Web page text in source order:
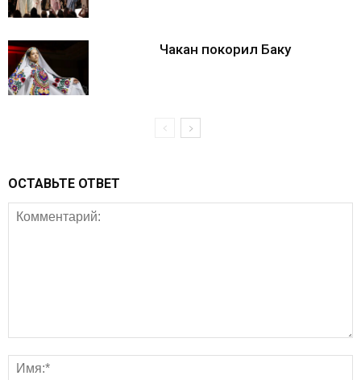
Чакан покорил Баку
ОСТАВЬТЕ ОТВЕТ